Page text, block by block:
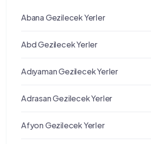
Abana Gezilecek Yerler
Abd Gezilecek Yerler
Adıyaman Gezilecek Yerler
Adrasan Gezilecek Yerler
Afyon Gezilecek Yerler